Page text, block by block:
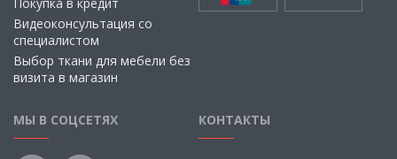
Видеоконсультация со
специалистом
Выбор ткани для мебели без
визита в магазин
МЫ В СОЦСЕТЯХ КОНТАКТЫ